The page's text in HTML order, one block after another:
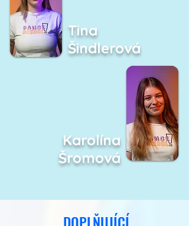
Tina
Šindlerová
Karolína
Šromová